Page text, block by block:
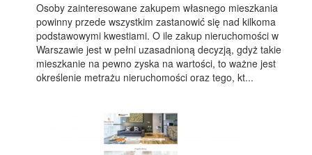
Osoby zainteresowane zakupem własnego mieszkania
powinny przede wszystkim zastanowić się nad kilkoma
podstawowymi kwestiami. O ile zakup nieruchomości w
Warszawie jest w pełni uzasadnioną decyzją, gdyż takie
mieszkanie na pewno zyska na wartości, to ważne jest
określenie metrażu nieruchomości oraz tego, kt...